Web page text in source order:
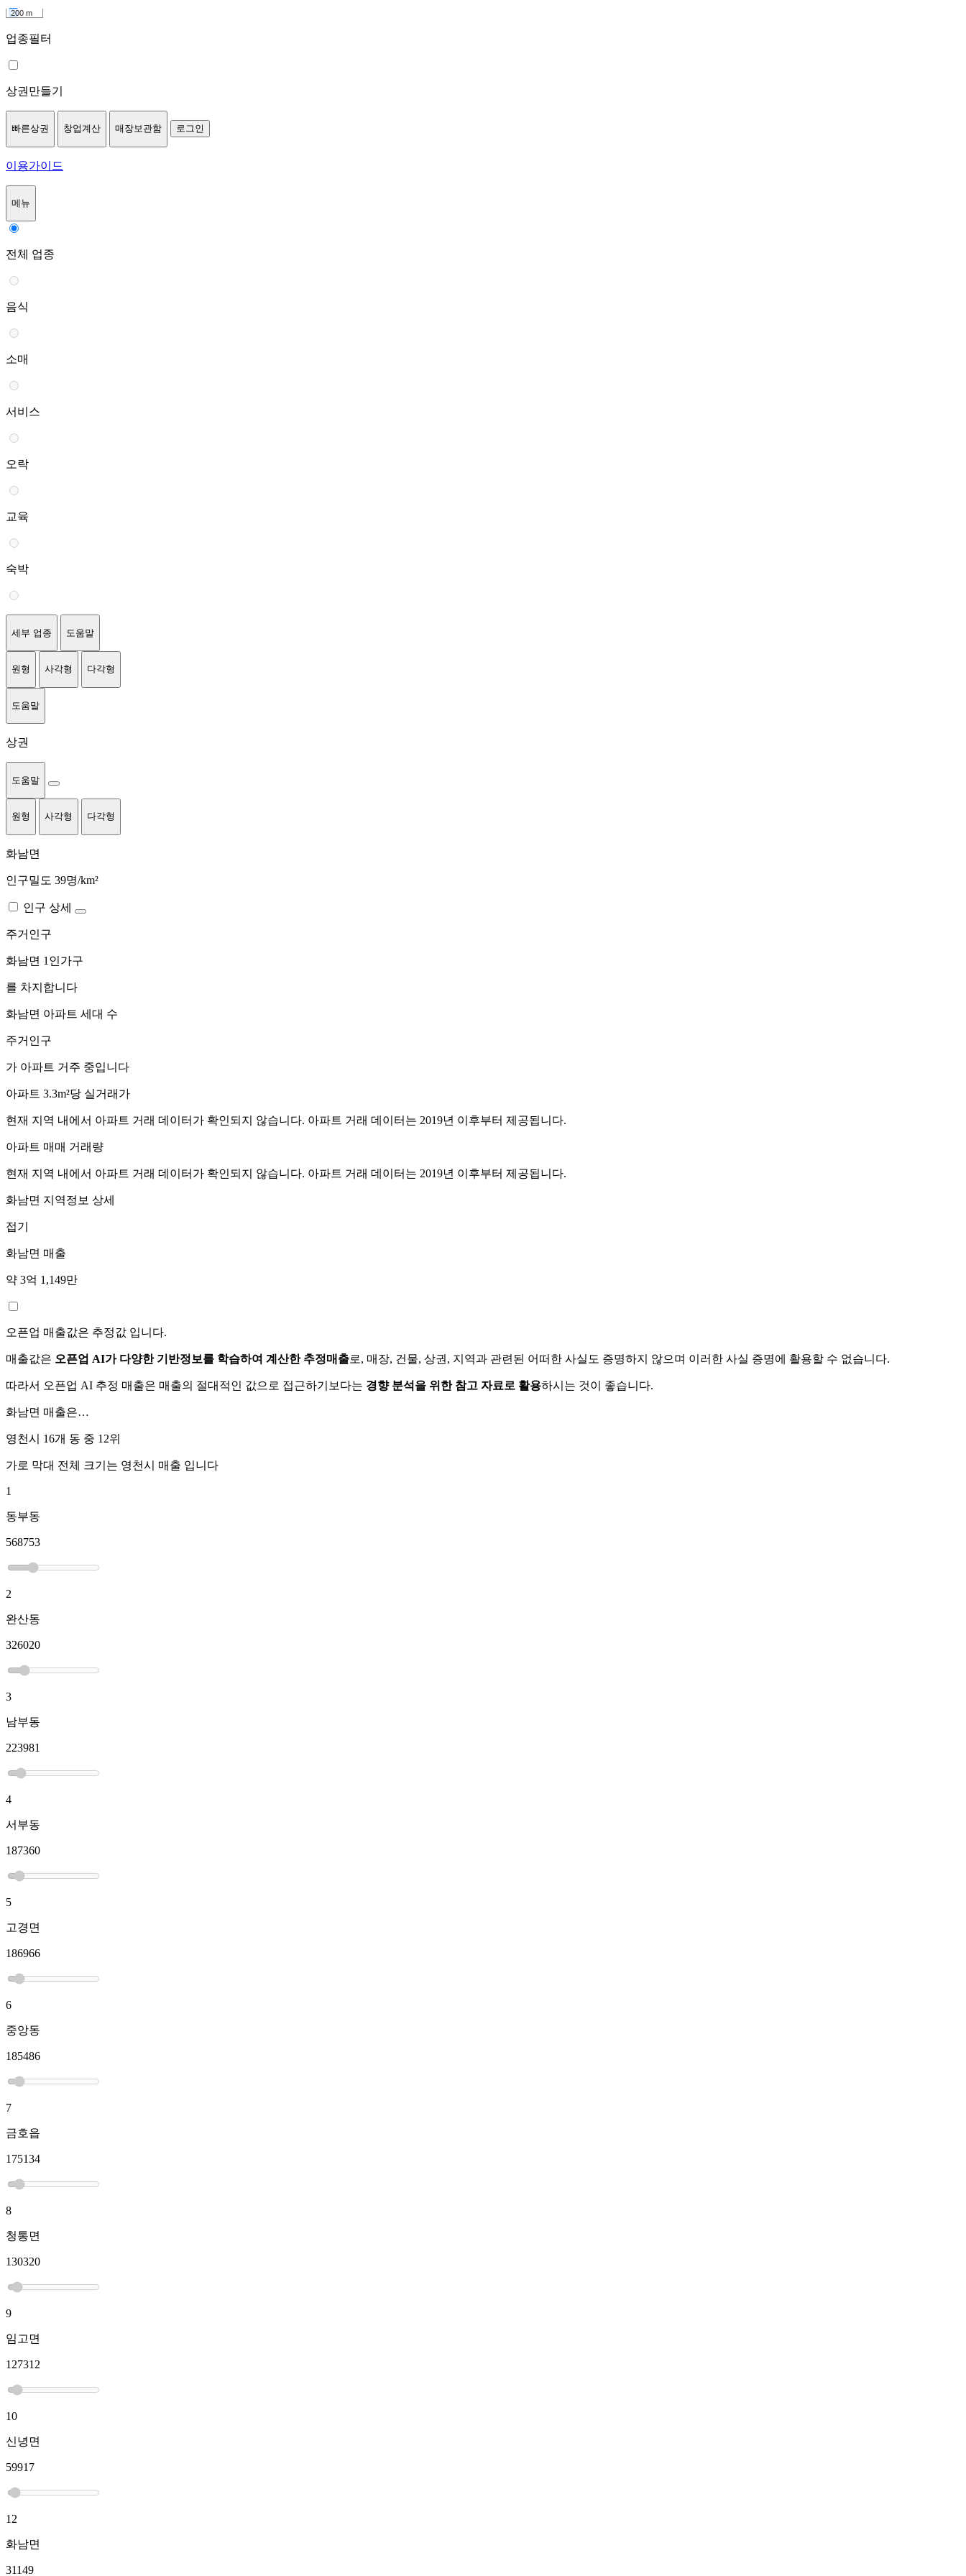
200 m
업종필터
상권만들기
빠른상권 창업계산 매장보관함 로그인
이용가이드
메뉴
전체 업종
음식
소매
서비스
오락
교육
숙박
세부 업종 도움말
원형 사각형 다각형
도움말
상권
도움말
원형 사각형 다각형
화남면
인구밀도 39명/km²
인구 상세
주거인구
화남면 1인가구
를 차지합니다
화남면 아파트 세대 수
주거인구
가 아파트 거주 중입니다
아파트 3.3m²당 실거래가
현재 지역 내에서 아파트 거래 데이터가 확인되지 않습니다. 아파트 거래 데이터는 2019년 이후부터 제공됩니다.
아파트 매매 거래량
현재 지역 내에서 아파트 거래 데이터가 확인되지 않습니다. 아파트 거래 데이터는 2019년 이후부터 제공됩니다.
화남면 지역정보 상세
접기
화남면 매출
약 3억 1,149만
오픈업 매출값은 추정값 입니다.
매출값은 오픈업 AI가 다양한 기반정보를 학습하여 계산한 추정매출로, 매장, 건물, 상권, 지역과 관련된 어떠한 사실도 증명하지 않으며 이러한 사실 증명에 활용할 수 없습니다.
따라서 오픈업 AI 추정 매출은 매출의 절대적인 값으로 접근하기보다는 경향 분석을 위한 참고 자료로 활용하시는 것이 좋습니다.
화남면 매출은…
영천시 16개 동 중 12위
가로 막대 전체 크기는 영천시 매출 입니다
1
동부동
568753
2
완산동
326020
3
남부동
223981
4
서부동
187360
5
고경면
186966
6
중앙동
185486
7
금호읍
175134
8
청통면
130320
9
임고면
127312
10
신녕면
59917
12
화남면
31149